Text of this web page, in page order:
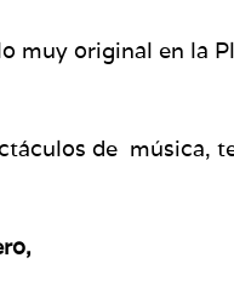
muy original en la
de música,